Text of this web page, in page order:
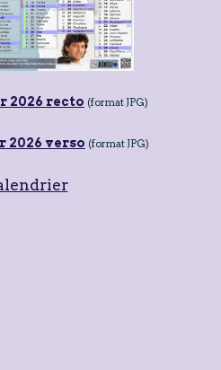
2026 recto (format JPG)
verso (format JPG)